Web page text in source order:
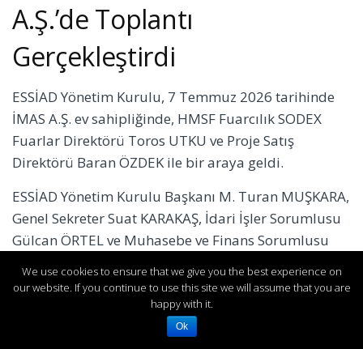
A.Ş.’de Toplantı
Gerçekleştirdi
ESSİAD Yönetim Kurulu, 7 Temmuz 2026 tarihinde
İMAS A.Ş. ev sahipliğinde, HMSF Fuarcılık SODEX
Fuarlar Direktörü Toros UTKU ve Proje Satış
Direktörü Baran ÖZDEK ile bir araya geldi.
ESSİAD Yönetim Kurulu Başkanı M. Turan MUŞKARA,
Genel Sekreter Suat KARAKAŞ, İdari İşler Sorumlusu
Gülcan ÖRTEL ve Muhasebe ve Finans Sorumlusu
SODEX 2027 Fuarı’na yönelik işbirliği çalışmaları
hakkında görüşme gerçekleştirildi.
Karşılıklı fikir paylaşımının gerçekleştirildiği
We use cookies to ensure that we give you the best experience on
our website. If you continue to use this site we will assume that you are
happy with it.
Ok